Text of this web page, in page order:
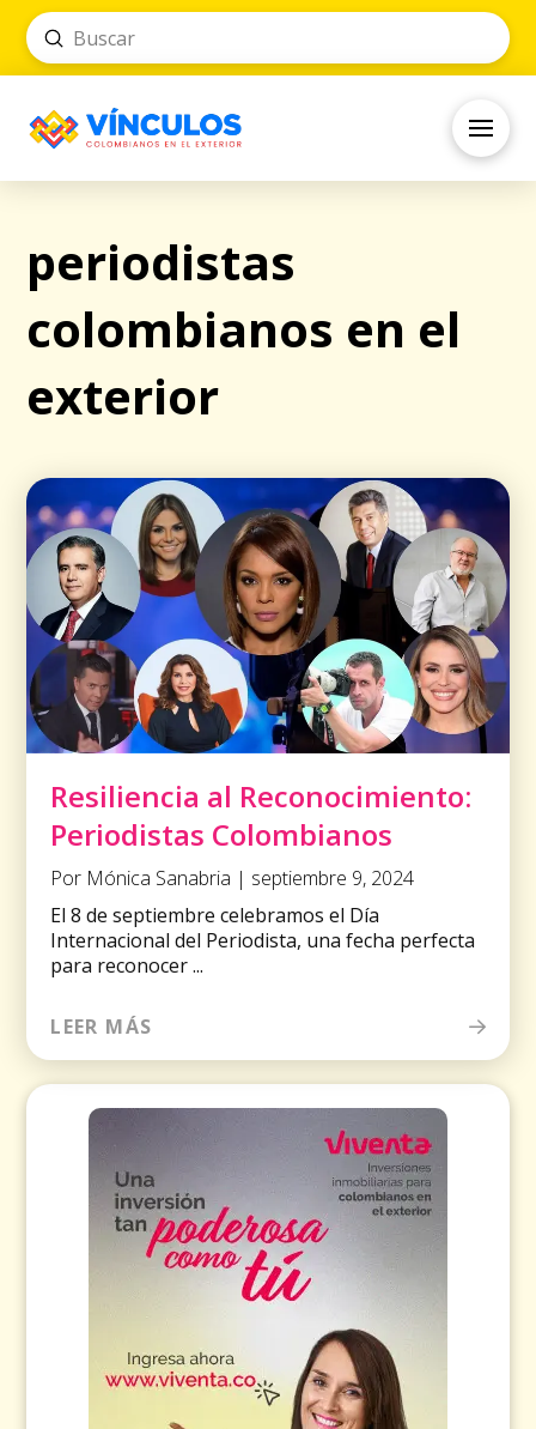
Search
Submit
periodistas
colombianos en el
exterior
Resiliencia al Reconocimiento:
Periodistas Colombianos
Por Mónica Sanabria | septiembre 9, 2024
El 8 de septiembre celebramos el Día
Internacional del Periodista, una fecha perfecta
para reconocer ...
LEER MÁS